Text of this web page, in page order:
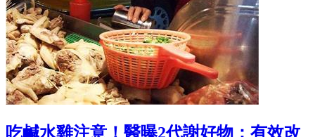
吃鹹水雞注意！醫曝2代謝好物：有效改